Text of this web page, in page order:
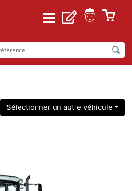
Sélectionner un autre véhicule